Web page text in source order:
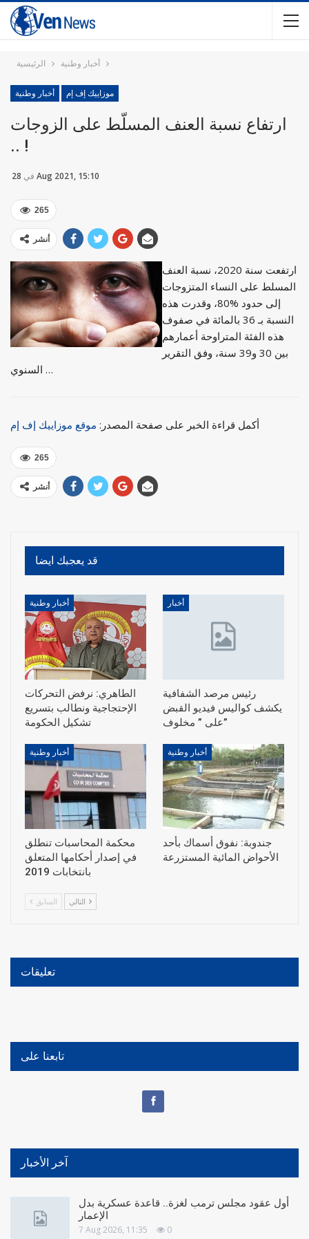
الرئيسية أخبار وطنية
أخبار وطنية موزاييك إف إم
ارتفاع نسبة العنف المسلّط على الزوجات
.. !
في 28 Aug 2021, 15:10
265
أنشر
ارتفعت سنة 2020، نسبة العنف
المسلط على النساء المتزوجات
إلى حدود %80، وقدرت هذه
النسبة بـ 36 بالمائة في صفوف
هذه الفئة المتراوحة أعمارهم
بين 30 و39 سنة، وفق التقرير
السنوي …
أكمل قراءة الخبر على صفحة المصدر: موقع موزاييك إف إم
265
أنشر
قد يعجبك ايضا
أخبار وطنية
الطاهري: نرفض التحركات
الإحتجاجية ونطالب بتسريع
أخبار
رئيس مرصد الشفافية
يكشف كواليس فيديو القبض
على ” مخلوف”
أخبار وطنية
محكمة المحاسبات تنطلق
في إصدار أحكامها المتعلق
بانتخابات 2019
أخبار وطنية
جندوبة: نفوق أسماك بأحد
الأحواض المائية المستزرعة
السابق
تعليقات
تابعنا على
آخر الأخبار
أول عقود مجلس ترمب لغزة.. قاعدة عسكرية بدل
الإعمار
7 Aug 2026, 11:35 0